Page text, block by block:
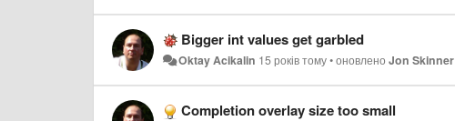
Bigger int values get garbled
Oktay Acikalin 15 років тому•оновленоJon Skinner
Completion overlay size too small